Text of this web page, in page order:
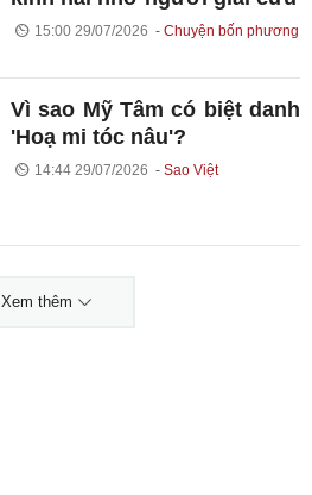
15:00 29/07/2026 Chuyện bốn phương
Vì sao Mỹ Tâm có biệt danh
'Hoạ mi tóc nâu'?
14:44 29/07/2026 Sao Việt
Xem thêm